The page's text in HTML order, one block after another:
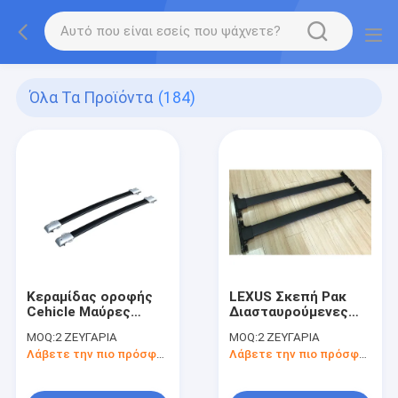
Όλα Τα Προϊόντα (184)
Κεραμίδας οροφής
Cehicle Μαύρες
ράβδοι οροφής από
αλουμίνιο για Lexus
MOQ:2 ΖΕΥΓΑΡΙΑ
Λάβετε την πιο πρόσφατη τιμή
LEXUS Σκεπή Ρακ
Διασταυρούμενες
αλουμίνιο Εξωτερικά
εξαρτήματα
μαύρο
MOQ:2 ΖΕΥΓΑΡΙΑ
Λάβετε την πιο πρόσφατη τιμή